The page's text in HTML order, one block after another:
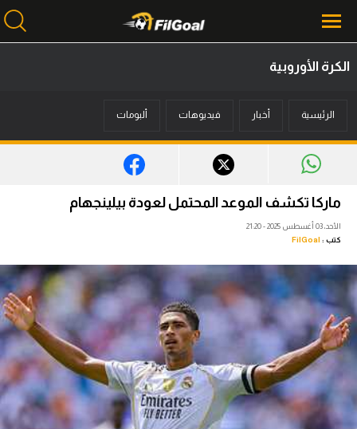
أخبار
ميركاتو
مسابقة التوقعات
فيديوهات
عدسات
آراء حرة
ركن الألعاب
الكرة الأوروبية
الرئيسية أخبار فيديوهات ألبومات
ماركا تكشف الموعد المحتمل لعودة بيلينجهام
الأحد، 03 أغسطس 2025 - 21:20
كتب : FilGoal